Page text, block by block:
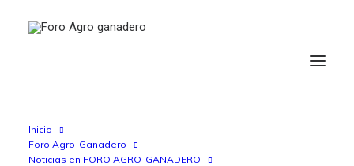
Inicio
Foro Agro-Ganadero
Noticias en FORO AGRO-GANADERO